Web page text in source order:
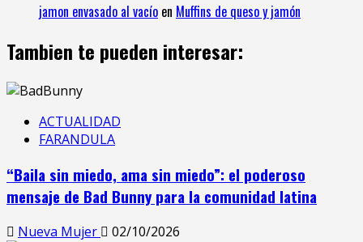
jamon envasado al vacío en Muffins de queso y jamón
Tambien te pueden interesar:
ACTUALIDAD
FARANDULA
“Baila sin miedo, ama sin miedo”: el poderoso
mensaje de Bad Bunny para la comunidad latina
Nueva Mujer 02/10/2026